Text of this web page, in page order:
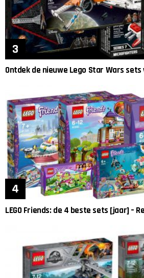
Ontdek de nieuwe Lego Star Wars
LEGO Friends: de 4 beste sets [jaar] –